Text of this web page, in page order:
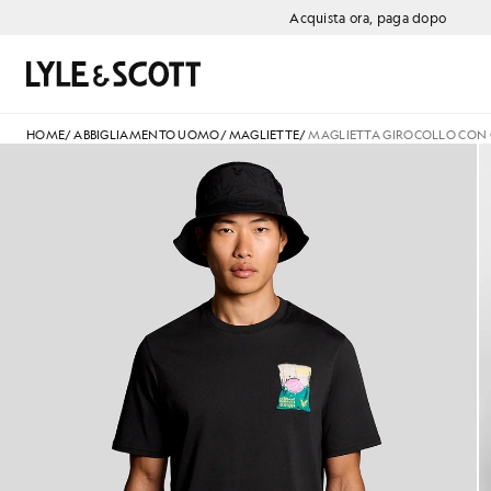
Acquista ora, paga dopo
Cerca
HOME/ABBIGLIAMENTO UOMO/MAGLIETTE/MAGLIETTA GIROCOLLO CON